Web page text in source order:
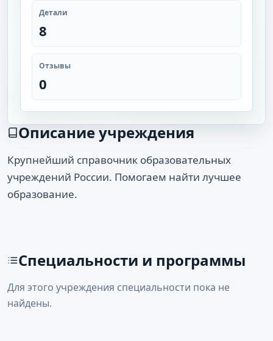
Детали
8
Отзывы
0
Описание учреждения
Крупнейший справочник образовательных
учреждений России. Помогаем найти лучшее
образование.
Специальности и программы
Для этого учреждения специальности пока не
найдены.